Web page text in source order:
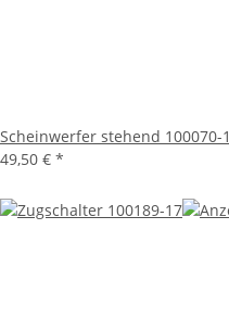
Scheinwerfer stehend 100070-1
49,50 € *